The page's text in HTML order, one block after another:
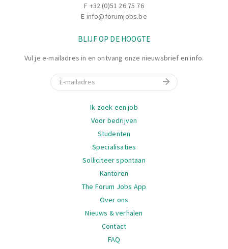
F +32 (0)51 26 75 76
E info@forumjobs.be
BLIJF OP DE HOOGTE
Vul je e-mailadres in en ontvang onze nieuwsbrief en info.
E-mail
Ik zoek een job
Voor bedrijven
Studenten
Specialisaties
Solliciteer spontaan
Kantoren
The Forum Jobs App
Over ons
Nieuws & verhalen
Contact
FAQ